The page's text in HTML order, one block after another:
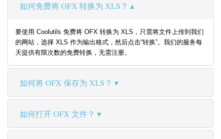
如何免费将 OFX 转换为 XLS？
要使用 Coolutils 免费将 OFX 转换为 XLS，只需将文件上传到我们
的网站，选择 XLS 作为输出格式，然后点击“转换”。我们的服务每
天提供有限次数的免费转换，无需注册。
如何将 OFX 保存为 XLS？
如何打开 OFX 文件？